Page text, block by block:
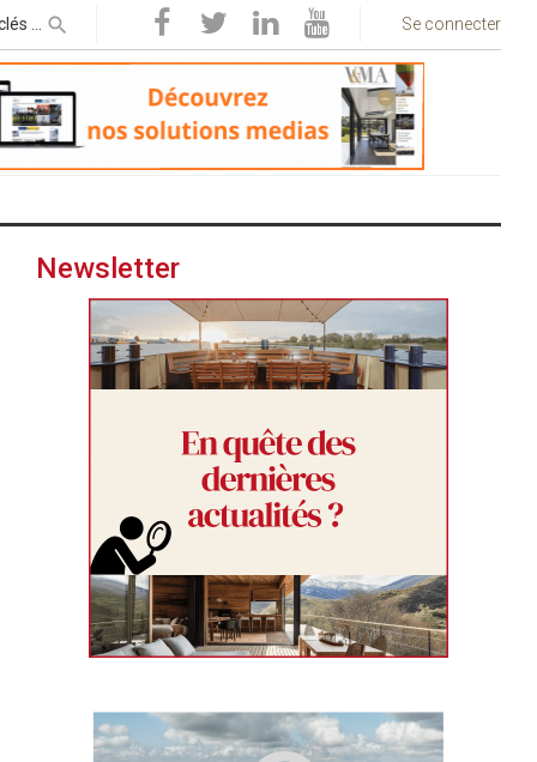
Se connecter
Newsletter